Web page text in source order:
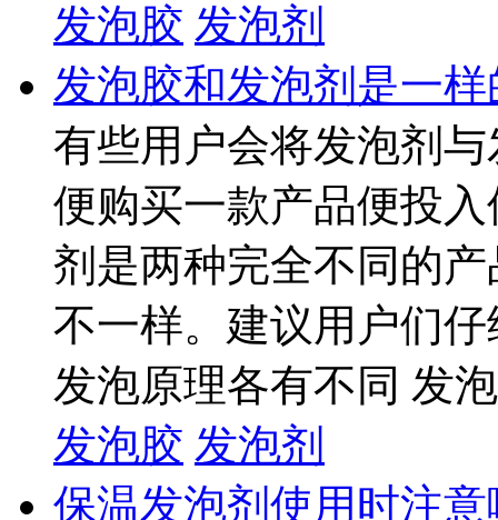
发泡胶 发泡剂
发泡胶和发泡剂是一
有些用户会将发泡剂
便购买一款产品便投
剂是两种完全不同的
不一样。建议用户们
发泡原理各有不同 发
发泡胶 发泡剂
保温发泡剂使用时注